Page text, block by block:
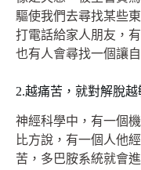
驅使我們去尋找某些
打電話給家人朋友，
也有人會尋找一個讓
2.越痛苦，就對解脫越
神經科學中，有一個
比方說，有一個人他
苦，多巴胺系統就會